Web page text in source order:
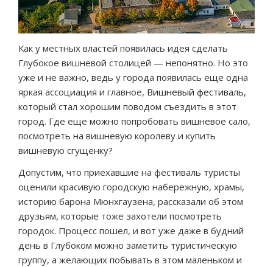
Как у местных властей появилась идея сделать
Глубокое вишневой столицей — непонятно. Но это
уже и не важно, ведь у города появилась еще одна
яркая ассоциация и главное, Вишневый фестиваль,
который стал хорошим поводом съездить в этот
город. Где еще можно попробовать вишневое сало,
посмотреть на вишневую королеву и купить
вишневую сгущенку?
Допустим, что приехавшие на фестиваль туристы
оценили красивую городскую набережную, храмы,
историю барона Мюнхгаузена, рассказали об этом
друзьям, которые тоже захотели посмотреть
городок. Процесс пошел, и вот уже даже в будний
день в Глубоком можно заметить туристическую
группу, а желающих побывать в этом маленьком и